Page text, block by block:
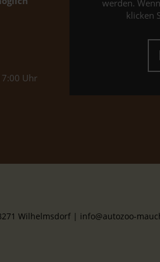
Uhr
werden.
klicken
Wilhelmsdorf | info@autozoo-